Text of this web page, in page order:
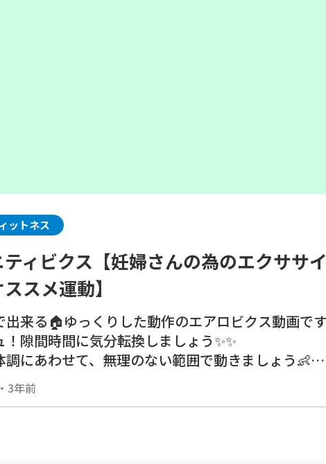
ットネス
ティビクス【妊婦さんの為のエクササ
スメ運動】
出来る🏠ゆっくりした動作のエアロビクス動画で
！隙間時間に気分転換しましょう✨✨
調にあわせて、無理のない範囲で動きましょう👶
ご確認下さい🔴
・ 3年前